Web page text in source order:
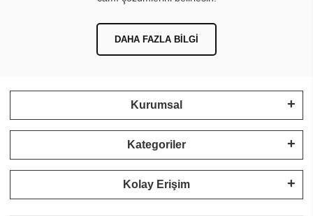
DAHA FAZLA BILGI
Kurumsal
Kategoriler
Kolay Erişim